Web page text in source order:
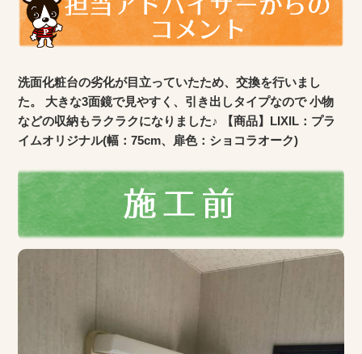
洗面化粧台の劣化が目立っていたため、交換を行いまし
た。 大きな3面鏡で見やすく、引き出しタイプなので 小物
などの収納もラクラクになりました♪ 【商品】LIXIL：プラ
イムオリジナル(幅：75cm、扉色：ショコラオーク)